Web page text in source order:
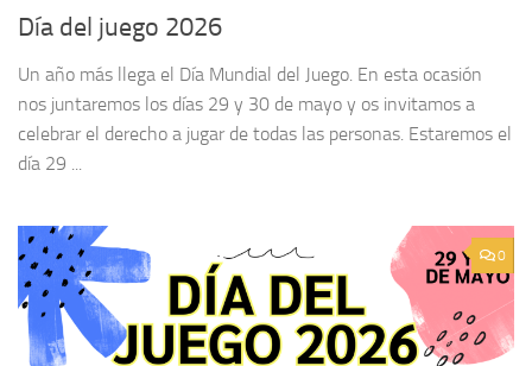
Día del juego 2026
Un año más llega el Día Mundial del Juego. En esta ocasión
nos juntaremos los días 29 y 30 de mayo y os invitamos a
celebrar el derecho a jugar de todas las personas. Estaremos el
día 29 ...
0